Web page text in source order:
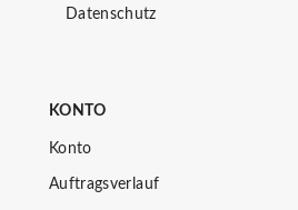
Datenschutz
KONTO
Konto
Auftragsverlauf